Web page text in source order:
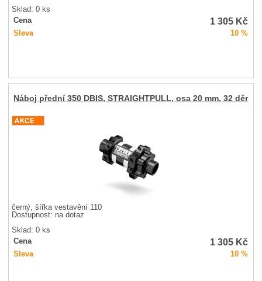
Sklad: 0 ks
Cena
1 305 Kč
Sleva 10 %
Náboj přední 350 DBIS, STRAIGHTPULL, osa 20 mm, 32 děr
černý, šířka vestavění 110
Dostupnost: na dotaz
Sklad: 0 ks
Cena
1 305 Kč
Sleva 10 %